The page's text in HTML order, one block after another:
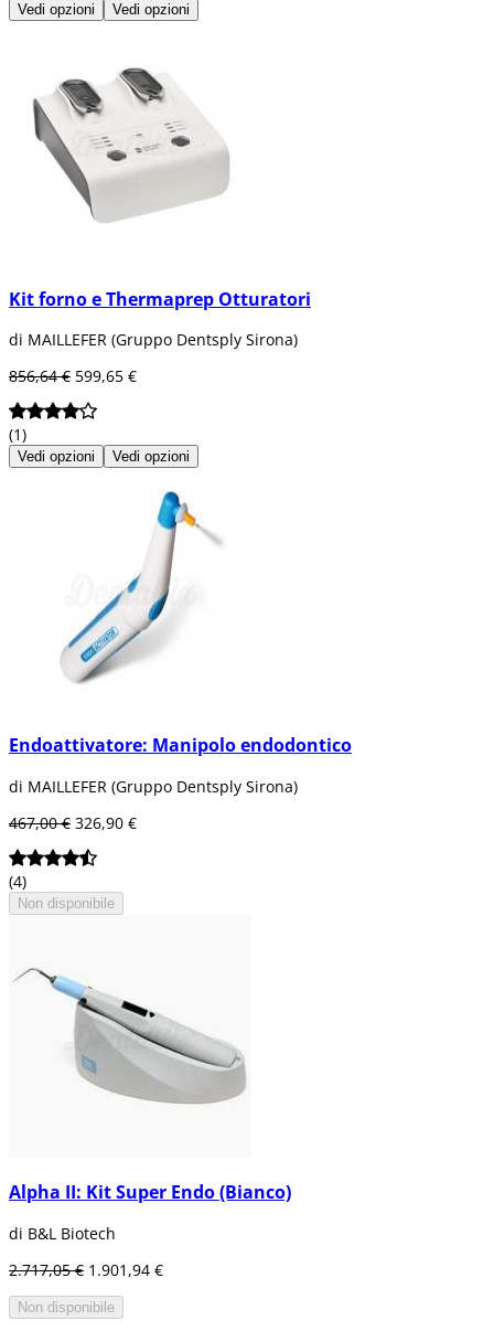
Vedi opzioni Vedi opzioni
Kit forno e Thermaprep Otturatori
di MAILLEFER (Gruppo Dentsply Sirona)
856,64 € 599,65 €
(1)
Vedi opzioni Vedi opzioni
Endoattivatore: Manipolo endodontico
di MAILLEFER (Gruppo Dentsply Sirona)
467,00 € 326,90 €
(4)
Non disponibile
Alpha II: Kit Super Endo (Bianco)
di B&L Biotech
2.717,05 € 1.901,94 €
Non disponibile